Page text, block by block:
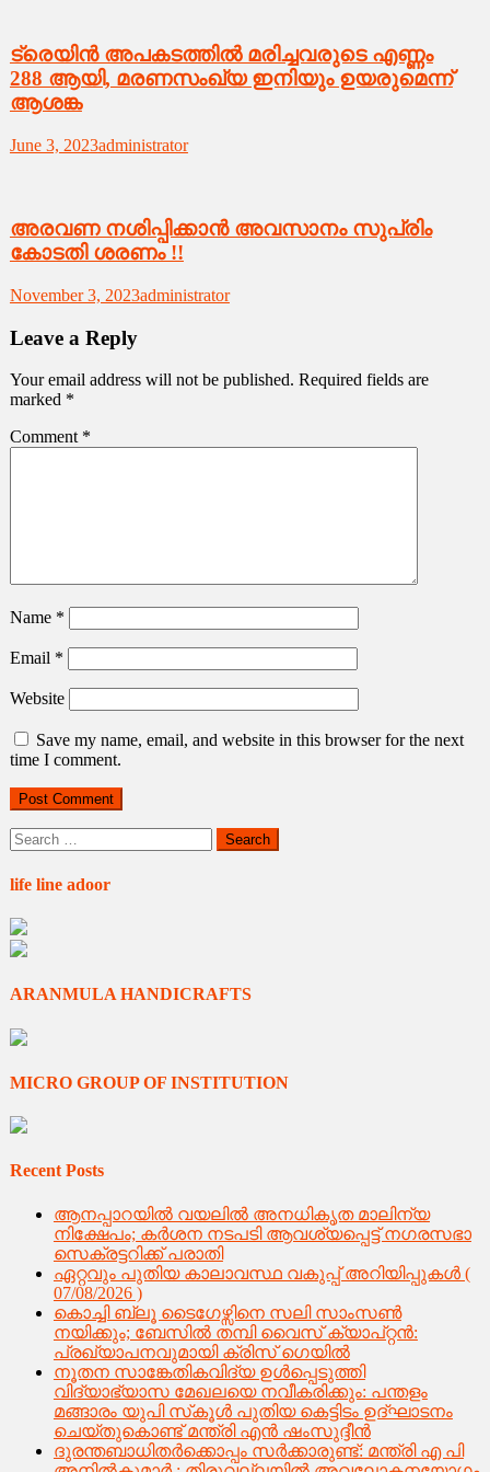
ട്രെയിൻ അപകടത്തിൽ മ​രി​ച്ച​വ​രു​ടെ എ​ണ്ണം
288 ആ​യി, മ​ര​ണ​സം​ഖ്യ ഇ​നി​യും ഉ​യ​രു​മെ​ന്ന്
ആ​ശ​ങ്ക
June 3, 2023administrator
അരവണ നശിപ്പിക്കാൻ അവസാനം സുപ്രിം
കോടതി ശരണം !!
November 3, 2023administrator
Leave a Reply
Your email address will not be published. Required fields are
marked *
Comment *
Name *
Email *
Website
Save my name, email, and website in this browser for the next
time I comment.
Search
for:
life line adoor
ARANMULA HANDICRAFTS
MICRO GROUP OF INSTITUTION
Recent Posts
ആനപ്പാറയിൽ വയലിൽ അനധികൃത മാലിന്യ
നിക്ഷേപം; കർശന നടപടി ആവശ്യപ്പെട്ട് നഗരസഭാ
സെക്രട്ടറിക്ക് പരാതി
ഏറ്റവും പുതിയ കാലാവസ്ഥ വകുപ്പ് അറിയിപ്പുകള്‍ (
07/08/2026 )
കൊച്ചി ബ്ലൂ ടൈഗേഴ്സിനെ സലി സാംസൺ
നയിക്കും; ബേസിൽ തമ്പി വൈസ് ക്യാപ്റ്റൻ:
പ്രഖ്യാപനവുമായി ക്രിസ് ഗെയിൽ
നൂതന സാങ്കേതികവിദ്യ ഉള്‍പ്പെടുത്തി
വിദ്യാഭ്യാസ മേഖലയെ നവീകരിക്കും: പന്തളം
മങ്ങാരം യുപി സ്‌കൂള്‍ പുതിയ കെട്ടിടം ഉദ്ഘാടനം
ചെയ്തുകൊണ്ട് മന്ത്രി എന്‍ ഷംസുദ്ദീന്‍
ദുരന്തബാധിതര്‍ക്കൊപ്പം സര്‍ക്കാരുണ്ട്: മന്ത്രി എ പി